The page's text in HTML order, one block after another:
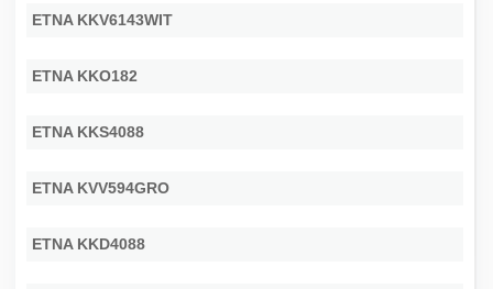
ETNA KKV6143WIT
ETNA KKO182
ETNA KKS4088
ETNA KVV594GRO
ETNA KKD4088